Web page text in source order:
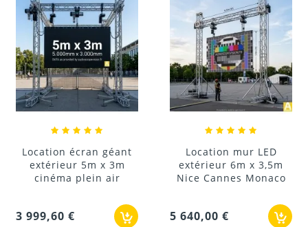
Location écran géant
extérieur 5m x 3m
cinéma plein air
3 999,60 €
Location mur LED
extérieur 6m x 3,5m
Nice Cannes Monaco
5 640,00 €